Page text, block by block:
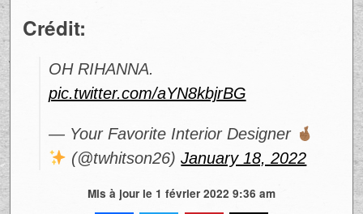
Crédit:
OH RIHANNA.
pic.twitter.com/aYN8kbjrBG
— Your Favorite Interior Designer
(@twhitson26)January 18, 2022
Mis à jour le 1 février 2022 9:36 am